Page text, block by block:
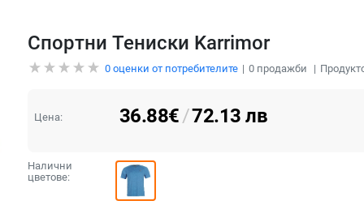
Спортни Тениски Karrimor
0оценки от потребителите 0продажби
Цена: 36.88€/72.13 лв
Налични
цветове: